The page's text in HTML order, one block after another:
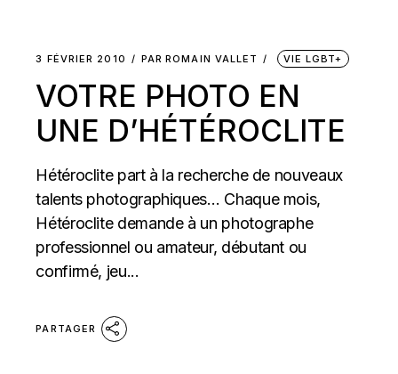
3 FÉVRIER 2010 PAR ROMAIN VALLET VIE LGBT+
VOTRE PHOTO EN
UNE D’HÉTÉROCLITE
Hétéroclite part à la recherche de nouveaux
talents photographiques… Chaque mois,
Hétéroclite demande à un photographe
professionnel ou amateur, débutant ou
confirmé, jeu...
PARTAGER